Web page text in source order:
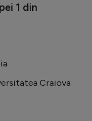
1 din
Craiova